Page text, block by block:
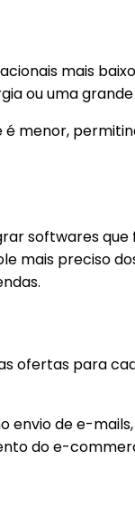
mais
ou uma
menor,
softwares
mais preciso
ofertas para
envio de e-
do e-